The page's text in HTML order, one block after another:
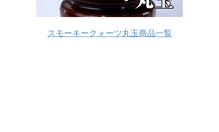
スモーキークォーツ丸玉商品一覧